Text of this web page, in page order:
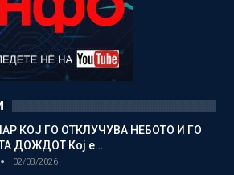
КОЈ ГО ОТКЛУЧУВА НЕБОТО И ГО
ДОЖДОТ Кој е…
02/08/2026